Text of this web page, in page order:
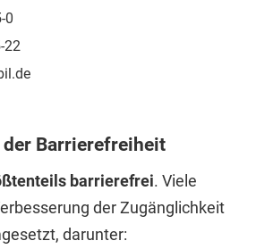
0
22
Barrierefreiheit
barrierefrei. Viele
der Zugänglichkeit
darunter: